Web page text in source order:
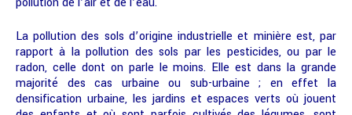
La pollution des sols d’origine industrielle et minière est, par
rapport à la pollution des sols par les pesticides, ou par le
radon, celle dont on parle le moins. Elle est dans la grande
majorité des cas urbaine ou sub-urbaine ; en effet la
densification urbaine, les jardins et espaces verts où jouent